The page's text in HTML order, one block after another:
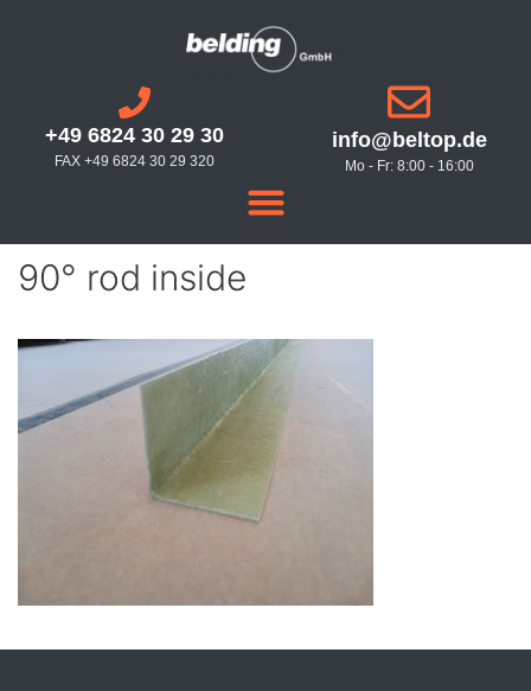
+49 6824 30 29 30
FAX +49 6824 30 29 320
info@beltop.de
Mo - Fr: 8:00 - 16:00
90° rod inside